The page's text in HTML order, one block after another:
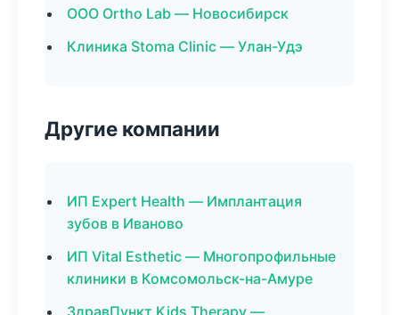
ООО Ortho Lab — Новосибирск
Клиника Stoma Clinic — Улан-Удэ
Другие компании
ИП Expert Health — Имплантация
зубов в Иваново
ИП Vital Esthetic — Многопрофильные
клиники в Комсомольск-на-Амуре
ЗдравПункт Kids Therapy —